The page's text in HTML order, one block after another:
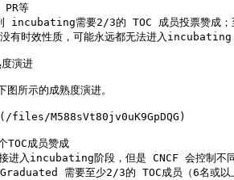
PR等
incubating需要2/3的 TOC 成员投票赞成；至
时效性质，可能永远都无法进入incubating
演进
所示的成熟度演进。
](/files/M588sVt80jv0uK9GpDQG)
成员赞成
进入incubating阶段，但是 CNCF 会控制不
需要至少2/3的 TOC成员（6名或以